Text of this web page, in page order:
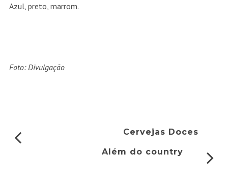
Azul, preto, marrom.
Foto: Divulgação
Cervejas Doces
Além do country